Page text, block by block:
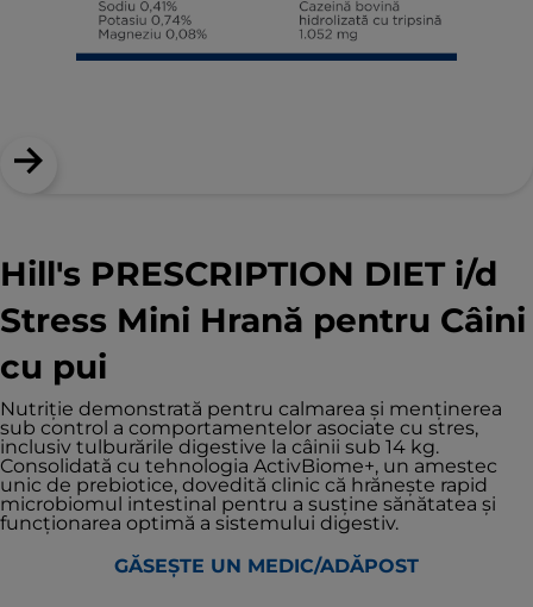
Hill's PRESCRIPTION DIET i/d
Stress Mini Hrană pentru Câini
cu pui
Nutriţie demonstrată pentru calmarea și menținerea
sub control a comportamentelor asociate cu stres,
inclusiv tulburările digestive la câinii sub 14 kg.
Consolidată cu tehnologia ActivBiome+, un amestec
unic de prebiotice, dovedită clinic că hrăneşte rapid
microbiomul intestinal pentru a susţine sănătatea şi
funcţionarea optimă a sistemului digestiv.
GĂSEȘTE UN MEDIC/ADĂPOST